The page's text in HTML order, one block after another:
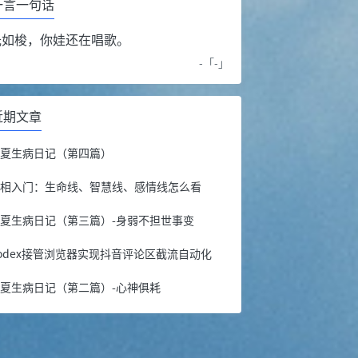
言一句话
梭，你娃还在唱歌。
-「 - 」
期文章
生病日记（第四篇）
入门：生命线、智慧线、感情线怎么看
生病日记（第三篇）-身弱不担世事变
接管浏览器实现抖音评论区截流自动化
生病日记（第二篇）-心神俱耗